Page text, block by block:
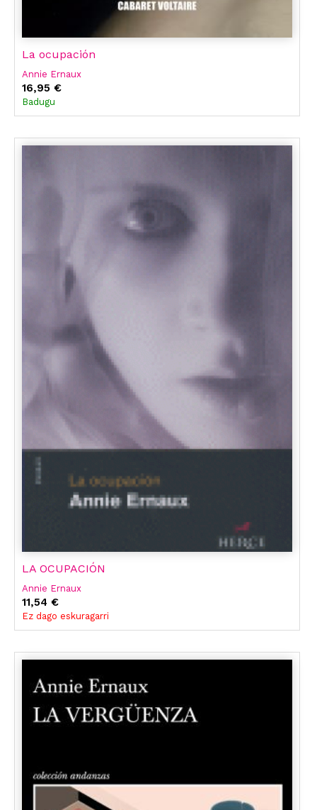
La ocupación
Annie Ernaux
16,95 €
Badugu
LA OCUPACIÓN
Annie Ernaux
11,54 €
Ez dago eskuragarri